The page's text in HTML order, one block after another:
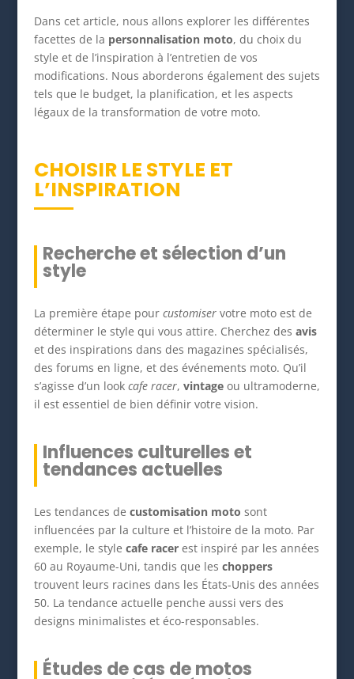
Dans cet article, nous allons explorer les différentes
facettes de la personnalisation moto, du choix du
style et de l’inspiration à l’entretien de vos
modifications. Nous aborderons également des sujets
tels que le budget, la planification, et les aspects
légaux de la transformation de votre moto.
CHOISIR LE STYLE ET
L’INSPIRATION
Recherche et sélection d’un
style
La première étape pour customiservotre moto est de
déterminer le style qui vous attire. Cherchez des avis
et des inspirations dans des magazines spécialisés,
des forums en ligne, et des événements moto. Qu’il
s’agisse d’un look cafe racer, vintageou ultramoderne,
il est essentiel de bien définir votre vision.
Influences culturelles et
tendances actuelles
Les tendances de customisation moto sont
influencées par la culture et l’histoire de la moto. Par
exemple, le style cafe racerest inspiré par les années
60 au Royaume-Uni, tandis que les choppers
trouvent leurs racines dans les États-Unis des années
50. La tendance actuelle penche aussi vers des
designs minimalistes et éco-responsables.
Études de cas de motos